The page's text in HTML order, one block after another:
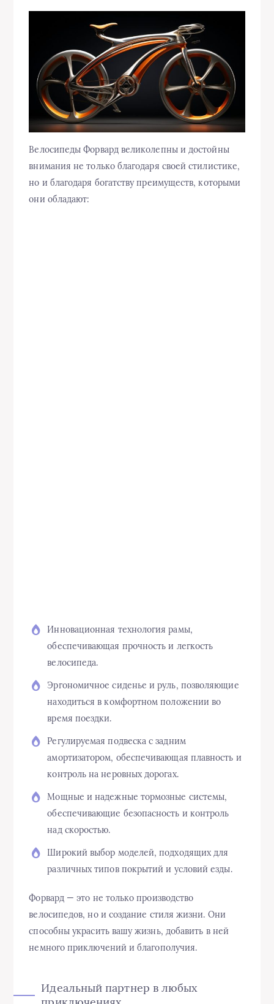
Велосипеды Форвард великолепны и достойны
внимания не только благодаря своей стилистике,
но и благодаря богатству преимуществ, которыми
они обладают:
Инновационная технология рамы,
обеспечивающая прочность и легкость
велосипеда.
Эргономичное сиденье и руль, позволяющие
находиться в комфортном положении во
время поездки.
Регулируемая подвеска с задним
амортизатором, обеспечивающая плавность и
контроль на неровных дорогах.
Мощные и надежные тормозные системы,
обеспечивающие безопасность и контроль
над скоростью.
Широкий выбор моделей, подходящих для
различных типов покрытий и условий езды.
Форвард — это не только производство
велосипедов, но и создание стиля жизни. Они
способны украсить вашу жизнь, добавить в ней
немного приключений и благополучия.
Идеальный партнер в любых